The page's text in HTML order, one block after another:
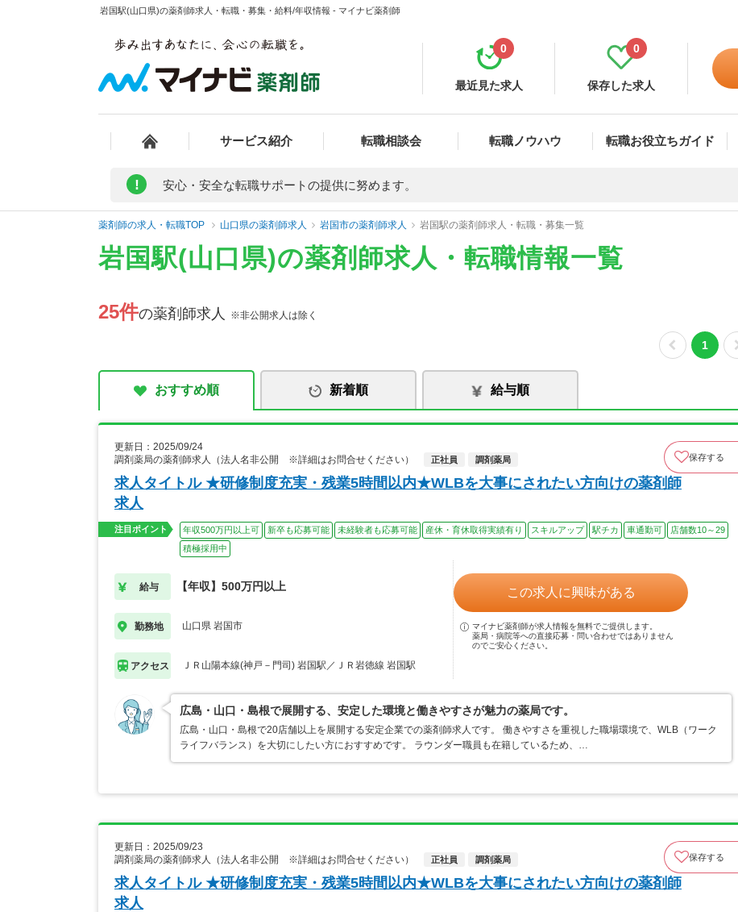
岩国駅(山口県)の薬剤師求人・転職・募集・給料/年収情報 - マイナビ薬剤師
最近見た求人
0
保存した求人
0
サービス紹介 転職相談会 転職ノウハウ 転職お役立ちガイド
! 安心・安全な転職サポートの提供に努めます。
薬剤師の求人・転職TOP 山口県の薬剤師求人 岩国市の薬剤師求人 岩国駅の薬剤師求人・転職・募集一覧
岩国駅(山口県)の薬剤師求人・転職情報一覧
25件の薬剤師求人 ※非公開求人は除く
1
おすすめ順 新着順 給与順
更新日：2025/09/24
調剤薬局の薬剤師求人（法人名非公開 ※詳細はお問合せください）
正社員 調剤薬局 保存する
求人タイトル ★研修制度充実・残業5時間以内★WLBを大事にされたい方向けの薬剤師
求人
注目ポイント 年収500万円以上可 新卒も応募可能 未経験者も応募可能 産休・育休取得実績有り スキルアップ 駅チカ 車通勤可
店舗数10～29
積極採用中
給与 【年収】500万円以上
勤務地 山口県 岩国市
アクセス ＪＲ山陽本線(神戸－門司) 岩国駅／ＪＲ岩徳線 岩国駅
この求人に興味がある
マイナビ薬剤師が求人情報を無料でご提供します。
薬局・病院等への直接応募・問い合わせではありません
のでご安心ください。
広島・山口・島根で展開する、安定した環境と働きやすさが魅力の薬局です。
広島・山口・島根で20店舗以上を展開する安定企業での薬剤師求人です。 働きやすさを重視した職場環境で、WLB（ワーク
ライフバランス）を大切にしたい方におすすめです。 ラウンダー職員も在籍しているため、…
更新日：2025/09/23
調剤薬局の薬剤師求人（法人名非公開 ※詳細はお問合せください）
正社員 調剤薬局 保存する
求人タイトル ★研修制度充実・残業5時間以内★WLBを大事にされたい方向けの薬剤師
求人